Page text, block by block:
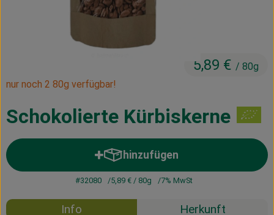
Haus, Garten & Co.
Neues vom Hof
Schokolierte Kürbiskerne
5,89 € / 80g
nur noch 2 80g verfügbar!
hinzufügen
Produkt zum Warenkorb
#32080 5,89 € / 80g 7% MwSt
Info Herkunft